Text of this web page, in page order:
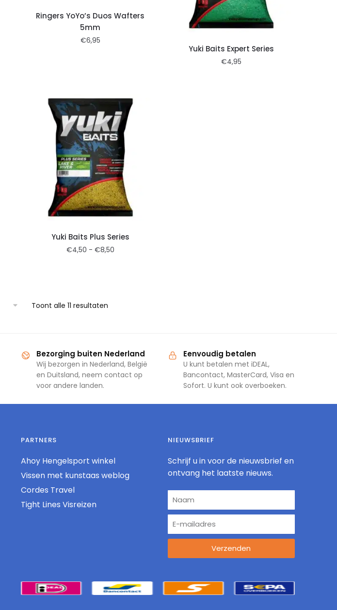
Ringers YoYo’s Duos Wafters
5mm
€6,95
Yuki Baits Expert Series
€4,95
Yuki Baits Plus Series
€4,50 - €8,50
Toont alle 11 resultaten
Bezorging buiten Nederland
Wij bezorgen in Nederland, België
en Duitsland, neem contact op
voor andere landen.
Eenvoudig betalen
U kunt betalen met iDEAL,
Bancontact, MasterCard, Visa en
Sofort. U kunt ook overboeken.
PARTNERS
Ahoy Hengelsport winkel
Vissen met kunstaas weblog
Cordes Travel
Tight Lines Visreizen
NIEUWSBRIEF
Schrijf u in voor de nieuwsbrief en
ontvang het laatste nieuws.
Verzenden